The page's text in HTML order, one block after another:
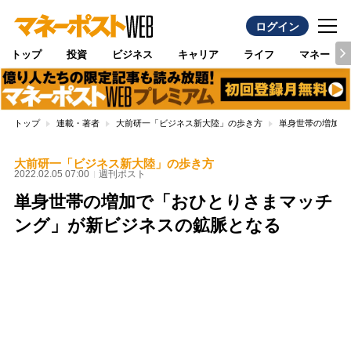
ログイン
トップ 投資 ビジネス キャリア ライフ マネー
トップ 連載・著者 大前研一「ビジネス新大陸」の歩き方 単身世帯の増加
大前研一「ビジネス新大陸」の歩き方
2022.02.05 07:00 週刊ポスト
単身世帯の増加で「おひとりさまマッチ
ング」が新ビジネスの鉱脈となる